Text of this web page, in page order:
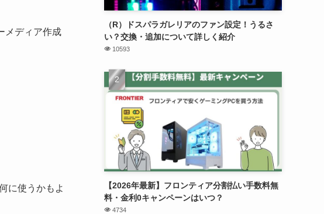
メディア作成
に使うかもよ
（R）ドスパラガレリアのファン設定！うるさ
い？交換・追加について詳しく紹介
10593
【2026年最新】フロンティア分割払い手数料無
料・金利0キャンペーンはいつ？
4734